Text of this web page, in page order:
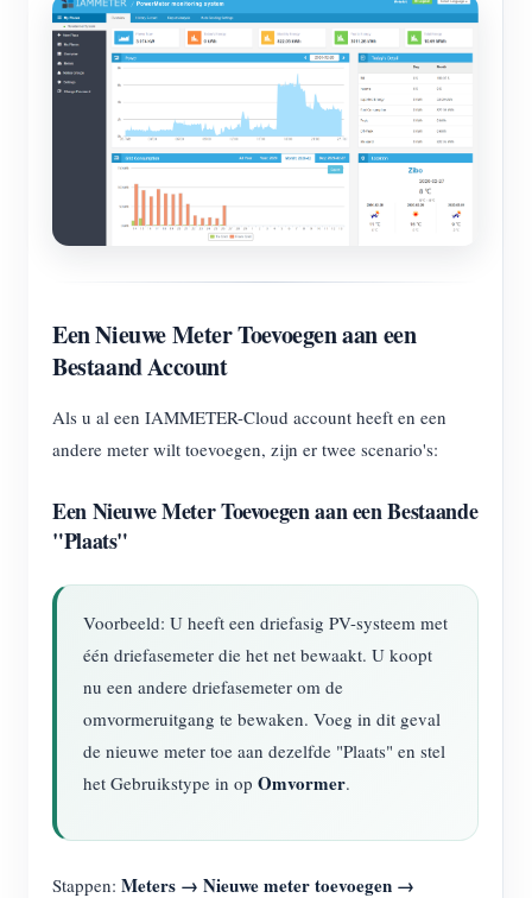
Een Nieuwe Meter Toevoegen aan een
Bestaand Account
Als u al een IAMMETER-Cloud account heeft en een
andere meter wilt toevoegen, zijn er twee scenario's:
Een Nieuwe Meter Toevoegen aan een Bestaande
"Plaats"
Voorbeeld: U heeft een driefasig PV-systeem met
één driefasemeter die het net bewaakt. U koopt
nu een andere driefasemeter om de
omvormeruitgang te bewaken. Voeg in dit geval
de nieuwe meter toe aan dezelfde "Plaats" en stel
het Gebruikstype in op Omvormer.
Stappen: Meters → Nieuwe meter toevoegen →